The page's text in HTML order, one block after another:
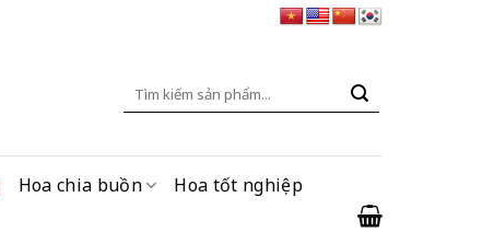
Tìm
Hoa chia buồn Hoa tốt nghiệp